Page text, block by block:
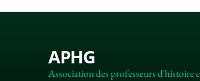
APHG
Association des professeurs d'histoire